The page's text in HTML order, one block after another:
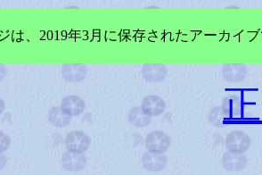
は、2019年3月に保存されたアーカイ